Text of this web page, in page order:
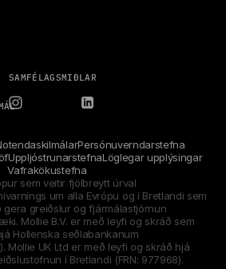
SAMFÉLAGSMIÐLAR
Persónuverndarstefna
UppljóstrunarstefnaLöglegar upplýsingar
Vafrakökustefna
sem veitir fjölbreytt úrval
um alla Evrópu og í Bretlandi sem
greiðslur og fjármálastjórnun
Mollie B.V. er með leyfi og skráð sem
Hollenska seðlabankanum
Mollie UK Ltd er með leyfi og skráð hjá
í Bretlandi (FRN: 977968).